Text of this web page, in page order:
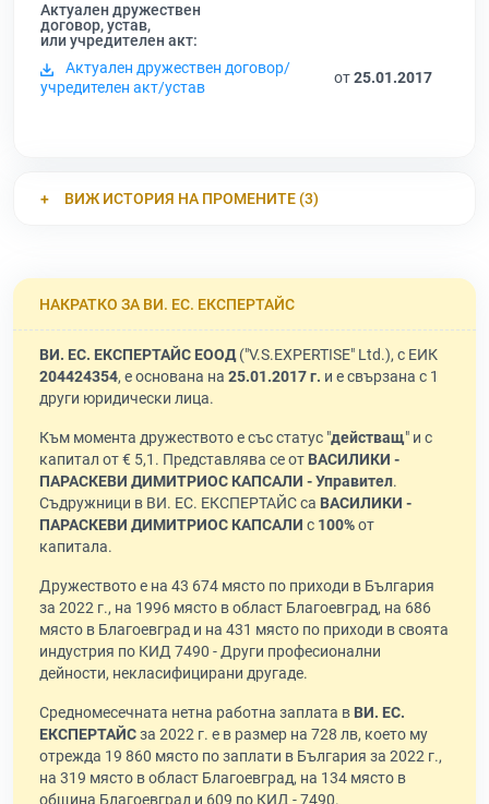
Актуален дружествен
договор, устав,
или учредителен акт:
Актуален дружествен договор/
учредителен акт/устав
от25.01.2017
ВИЖ ИСТОРИЯ НА ПРОМЕНИТЕ (3)
НАКРАТКО ЗА ВИ. ЕС. ЕКСПЕРТАЙС
ВИ. ЕС. ЕКСПЕРТАЙС ЕООД("V.S.EXPERTISE" Ltd.), с ЕИК
204424354, е основана на 25.01.2017 г. и е свързана с 1
други юридически лица.
Към момента дружеството е със статус "действащ" и с
капитал от € 5,1. Представлява се от ВАСИЛИКИ -
ПАРАСКЕВИ ДИМИТРИОС КАПСАЛИ - Управител.
Съдружници в ВИ. ЕС. ЕКСПЕРТАЙС са ВАСИЛИКИ -
ПАРАСКЕВИ ДИМИТРИОС КАПСАЛИ с 100%от
капитала.
Дружеството е на 43 674 място по приходи в България
за 2022 г., на 1996 място в област Благоевград, на 686
място в Благоевград и на 431 място по приходи в своята
индустрия по КИД 7490 - Други професионални
дейности, некласифицирани другаде.
Средномесечната нетна работна заплата в ВИ. ЕС.
ЕКСПЕРТАЙСза 2022 г. е в размер на 728 лв, което му
отрежда 19 860 място по заплати в България за 2022 г.,
на 319 място в област Благоевград, на 134 място в
община Благоевград и 609 по КИД - 7490.